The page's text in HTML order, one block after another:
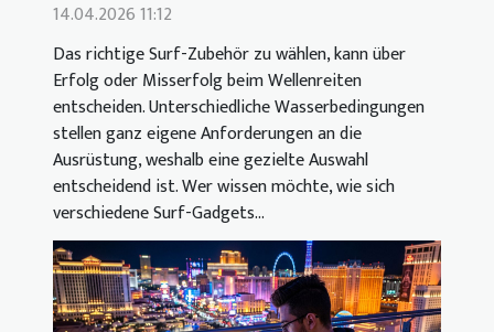
14.04.2026 11:12
Das richtige Surf-Zubehör zu wählen, kann über
Erfolg oder Misserfolg beim Wellenreiten
entscheiden. Unterschiedliche Wasserbedingungen
stellen ganz eigene Anforderungen an die
Ausrüstung, weshalb eine gezielte Auswahl
entscheidend ist. Wer wissen möchte, wie sich
verschiedene Surf-Gadgets...